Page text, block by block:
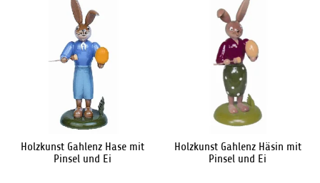
Holzkunst Gahlenz Hase mit
Pinsel und Ei
Holzkunst Gahlenz Häsin mit
Pinsel und Ei